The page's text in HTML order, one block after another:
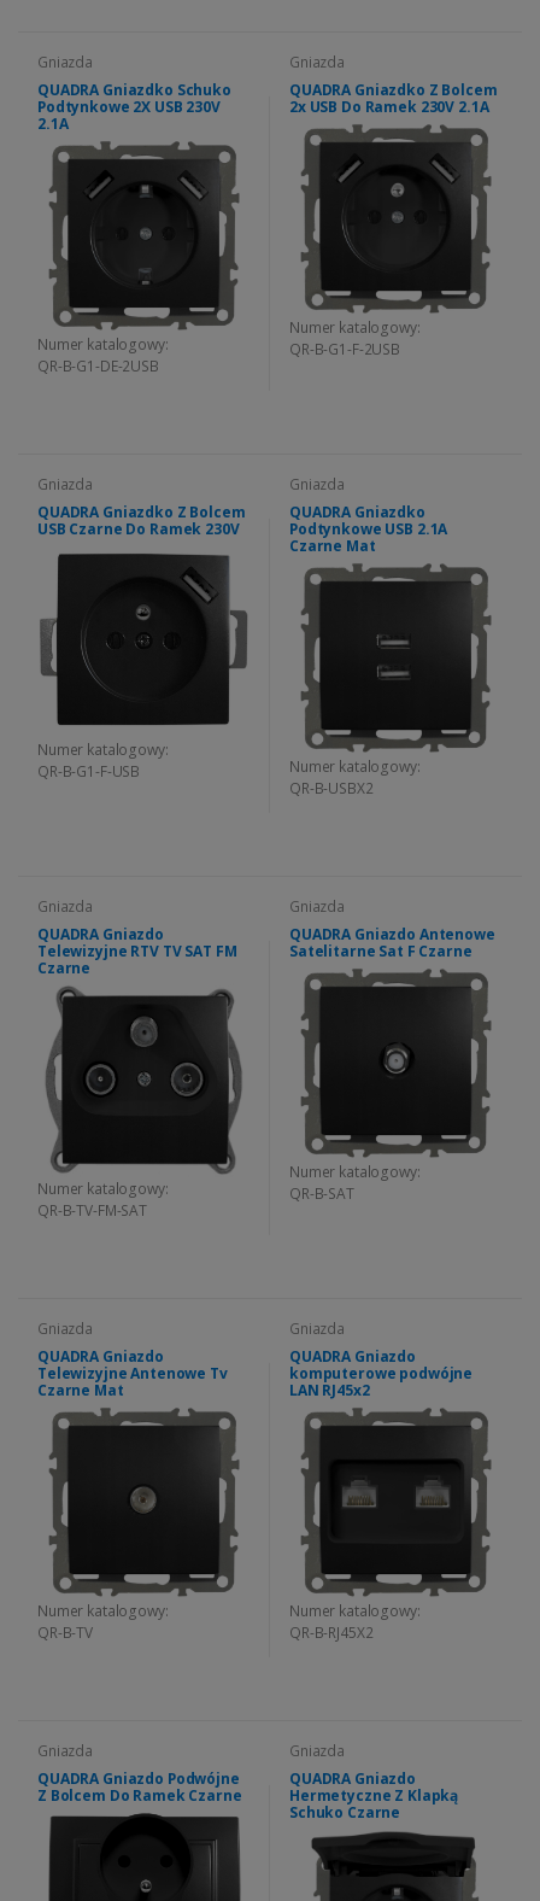
Gniazda
QUADRA Gniazdko Schuko
Podtynkowe 2X USB 230V
2.1A
Numer katalogowy:
QR-B-G1-DE-2USB
Gniazda
QUADRA Gniazdko Z Bolcem
2x USB Do Ramek 230V 2.1A
Numer katalogowy:
QR-B-G1-F-2USB
Gniazda
QUADRA Gniazdko Z Bolcem
USB Czarne Do Ramek 230V
Numer katalogowy:
QR-B-G1-F-USB
Gniazda
QUADRA Gniazdko
Podtynkowe USB 2.1A
Czarne Mat
Numer katalogowy:
QR-B-USBX2
Gniazda
QUADRA Gniazdo
Telewizyjne RTV TV SAT FM
Czarne
Numer katalogowy:
QR-B-TV-FM-SAT
Gniazda
QUADRA Gniazdo Antenowe
Satelitarne Sat F Czarne
Numer katalogowy:
QR-B-SAT
Gniazda
QUADRA Gniazdo
Telewizyjne Antenowe Tv
Czarne Mat
Numer katalogowy:
QR-B-TV
Gniazda
QUADRA Gniazdo
komputerowe podwójne
LAN RJ45x2
Numer katalogowy:
QR-B-RJ45X2
Gniazda
QUADRA Gniazdo Podwójne
Z Bolcem Do Ramek Czarne
Gniazda
QUADRA Gniazdo
Hermetyczne Z Klapką
Schuko Czarne